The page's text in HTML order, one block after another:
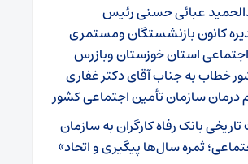
عبائی حسنی رئیس
کانون بازنشستگان ومستمری
استان خوزستان وبازرس
خطاب به جناب آقای دکتر غفاری
درمان سازمان تأمین اجتماعی کشور
بانک رفاه کارگران به سازمان
ثمره سال‌ها پیگیری و اتحاد»